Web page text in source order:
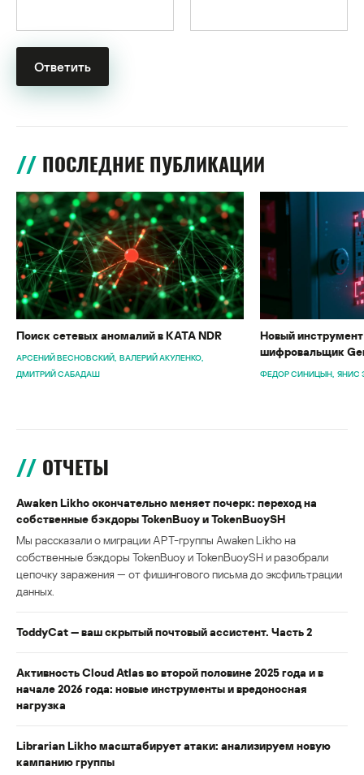
ПОСЛЕДНИЕ ПУБЛИКАЦИИ
Поиск сетевых аномалий в KATA NDR
АРСЕНИЙ ВЕСНОВСКИЙ ВАЛЕРИЙ АКУЛЕНКО
ДМИТРИЙ САБАДАШ
Новый
шифровальщик
ФЕДОР СИНИЦЫН ЯНИС
ОТЧЕТЫ
Awaken Likho окончательно меняет почерк: переход на
собственные бэкдоры TokenBuoy и TokenBuoySH
Мы рассказали о миграции APT-группы Awaken Likho на
собственные бэкдоры TokenBuoy и TokenBuoySH и разобрали
цепочку заражения — от фишингового письма до эксфильтрации
данных.
ToddyCat — ваш скрытый почтовый ассистент. Часть 2
Активность Cloud Atlas во второй половине 2025 года и в
начале 2026 года: новые инструменты и вредоносная
нагрузка
Librarian Likho масштабирует атаки: анализируем новую
кампанию группы